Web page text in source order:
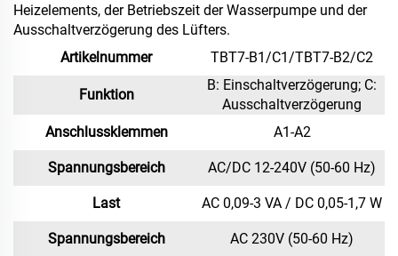
Heizelements, der Betriebszeit der Wasserpumpe und der
Ausschaltverzögerung des Lüfters.
Artikelnummer
TBT7-B1/C1/TBT7-B2/C2
Funktion
B: Einschaltverzögerung; C:
Ausschaltverzögerung
Anschlussklemmen
A1-A2
Spannungsbereich AC/DC 12-240V (50-60 Hz)
Last AC 0,09-3 VA / DC 0,05-1,7 W
Spannungsbereich AC 230V (50-60 Hz)